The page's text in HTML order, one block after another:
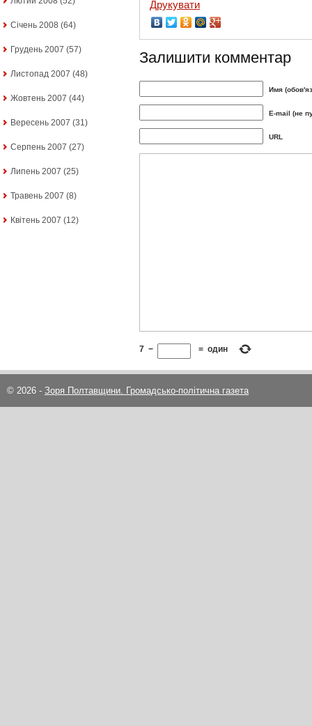
Січень 2008 (64)
Грудень 2007 (57)
Листопад 2007 (48)
Жовтень 2007 (44)
Вересень 2007 (31)
Серпень 2007 (27)
Липень 2007 (25)
Травень 2007 (8)
Квітень 2007 (12)
Друкувати
Залишити комментар
Имя
E-mail (не
URL
7 − = один
© 2026 - Зоря Полтавщини. Громадсько-політична газета